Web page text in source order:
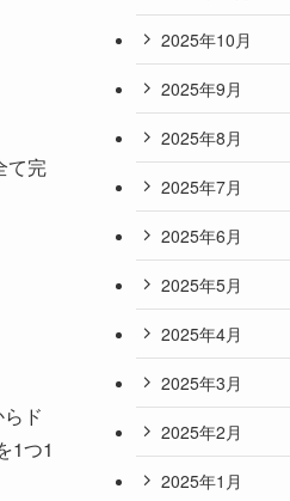
て完
ド
1つ1
2025年10月
2025年9月
2025年8月
2025年7月
2025年6月
2025年5月
2025年4月
2025年3月
2025年2月
2025年1月